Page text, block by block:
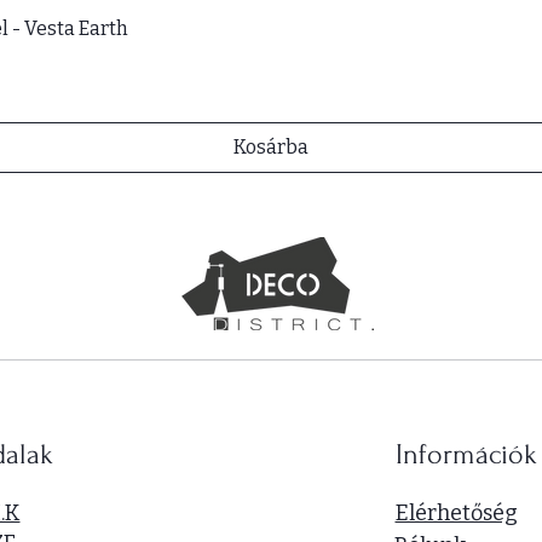
- Vesta Earth
Kosárba
Információk
Elérhetőség